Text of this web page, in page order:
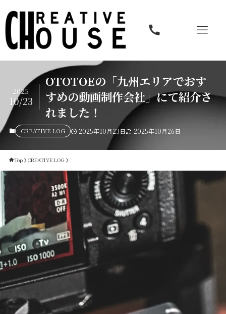
OTOTOEの「九州エリアでおす
すめの動画制作会社」にて紹介さ
れました！
2025
10/23
CREATIVE LOG 2025年10月23日 2025年10月26日
Top CREATIVE LOG